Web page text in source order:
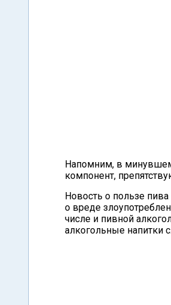
Напомним, в минувшем
компонент,
Новость о пользе
о вреде
числе и пивной
алкогольные напитки